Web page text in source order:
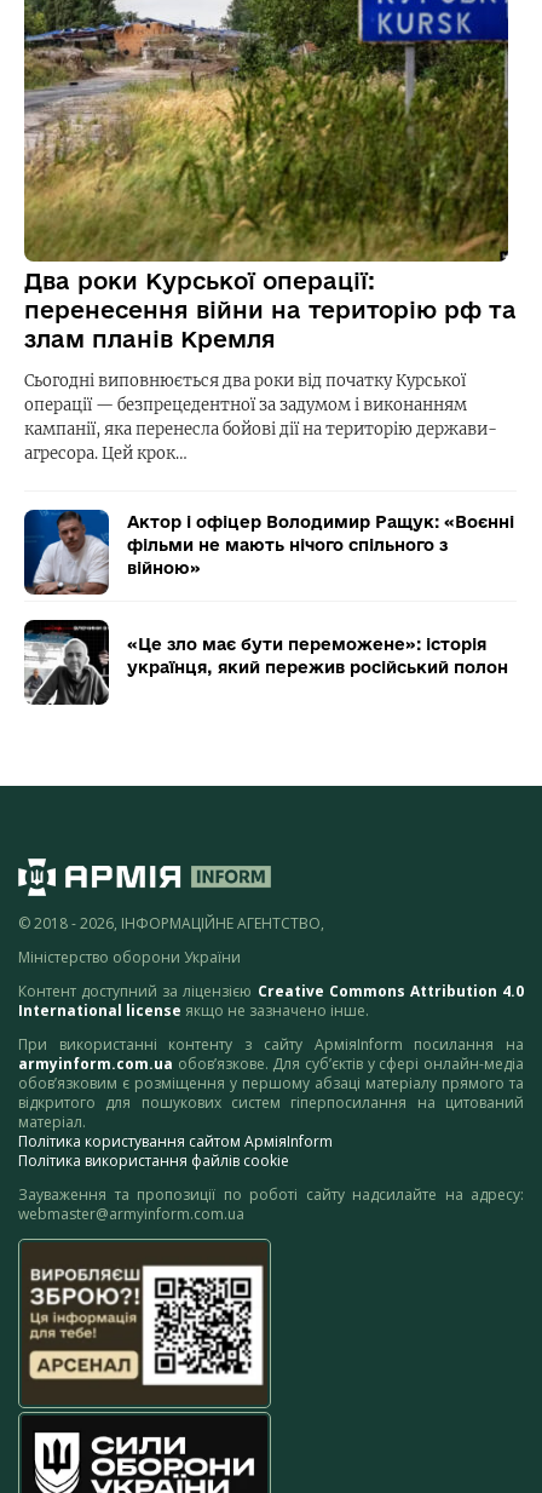
Два роки Курської операції:
перенесення війни на територію рф та
злам планів Кремля
Сьогодні виповнюється два роки від початку Курської
операції — безпрецедентної за задумом і виконанням
кампанії, яка перенесла бойові дії на територію держави-
агресора. Цей крок…
Актор і офіцер Володимир Ращук: «Воєнні
фільми не мають нічого спільного з
війною»
«Це зло має бути переможене»: історія
українця, який пережив російський полон
© 2018 - 2026, ІНФОРМАЦІЙНЕ АГЕНТСТВО,
Міністерство оборони України
Контент доступний за ліцензією Creative Commons Attribution 4.0
International license якщо не зазначено інше.
При використанні контенту з сайту АрміяInform посилання на
armyinform.com.ua обов’язкове. Для суб’єктів у сфері онлайн-медіа
обов’язковим є розміщення у першому абзаці матеріалу прямого та
відкритого для пошукових систем гіперпосилання на цитований
матеріал.
Політика користування сайтом АрміяInform
Політика використання файлів cookie
Зауваження та пропозиції по роботі сайту надсилайте на адресу:
webmaster@armyinform.com.ua